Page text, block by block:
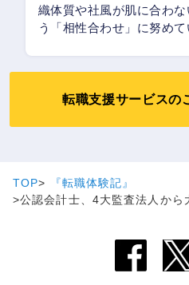
織体質や社風が肌に合わ
う「相性合わせ」に努めて
転職支援サービスの
TOP
『転職体験記』
公認会計士、4大監査法人から